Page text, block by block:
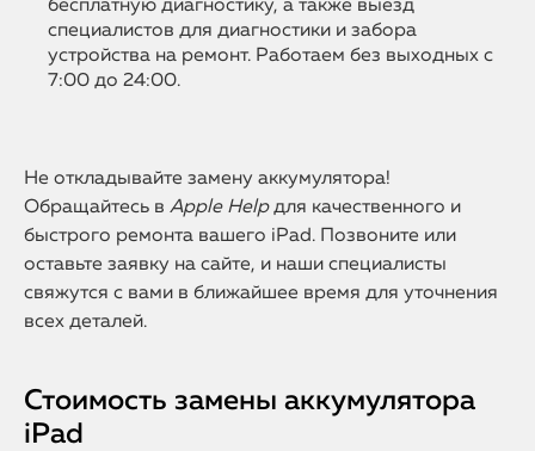
бесплатную диагностику, а также выезд
специалистов для диагностики и забора
устройства на ремонт. Работаем без выходных с
7:00 до 24:00.
Не откладывайте замену аккумулятора!
Обращайтесь в Apple Helpдля качественного и
быстрого ремонта вашего iPad. Позвоните или
оставьте заявку на сайте, и наши специалисты
свяжутся с вами в ближайшее время для уточнения
всех деталей.
Стоимость замены аккумулятора
iPad